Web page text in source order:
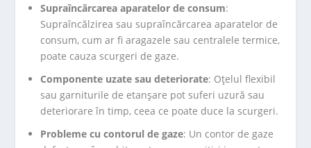
Supraîncărcarea aparatelor de consum:
Supraîncălzirea sau supraîncărcarea aparatelor de
consum, cum ar fi aragazele sau centralele termice,
poate cauza scurgeri de gaze.
Componente uzate sau deteriorate: Oțelul flexibil
sau garniturile de etanșare pot suferi uzură sau
deteriorare în timp, ceea ce poate duce la scurgeri.
Probleme cu contorul de gaze: Un contor de gaze